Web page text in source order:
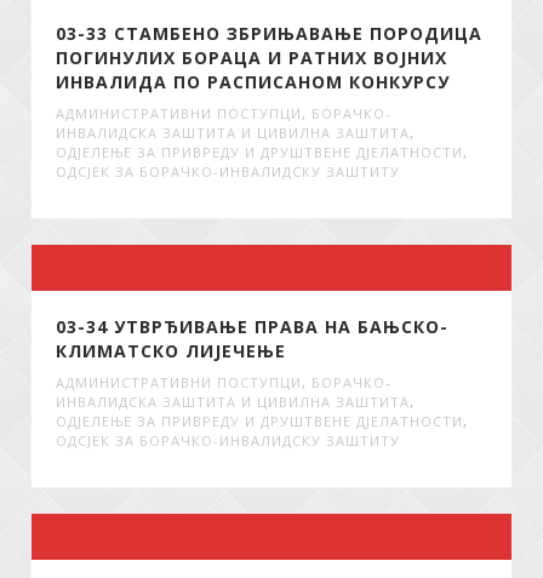
03-33 СТАМБЕНО ЗБРИЊАВАЊЕ ПОРОДИЦА
ПОГИНУЛИХ БОРАЦА И РАТНИХ ВОЈНИХ
ИНВАЛИДА ПО РАСПИСАНОМ КОНКУРСУ
АДМИНИСТРАТИВНИ ПОСТУПЦИ , БОРАЧКО-
ИНВАЛИДСКА ЗАШТИТА И ЦИВИЛНА ЗАШТИТА ,
ОДЈЕЛЕЊЕ ЗА ПРИВРЕДУ И ДРУШТВЕНЕ ДЈЕЛАТНОСТИ ,
ОДСЈЕК ЗА БОРАЧКО-ИНВАЛИДСКУ ЗАШТИТУ
03-34 УТВРЂИВАЊЕ ПРАВА НА БАЊСКО-
КЛИМАТСКО ЛИЈЕЧЕЊЕ
АДМИНИСТРАТИВНИ ПОСТУПЦИ , БОРАЧКО-
ИНВАЛИДСКА ЗАШТИТА И ЦИВИЛНА ЗАШТИТА ,
ОДЈЕЛЕЊЕ ЗА ПРИВРЕДУ И ДРУШТВЕНЕ ДЈЕЛАТНОСТИ ,
ОДСЈЕК ЗА БОРАЧКО-ИНВАЛИДСКУ ЗАШТИТУ